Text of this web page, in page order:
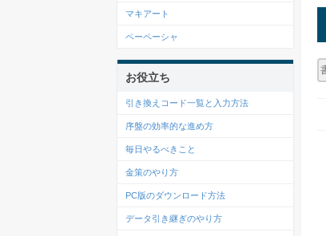
マキアート
ペーペーシャ
お役立ち
引き換えコード一覧と入力方法
序盤の効率的な進め方
毎日やるべきこと
金策のやり方
PC版のダウンロード方法
データ引き継ぎのやり方